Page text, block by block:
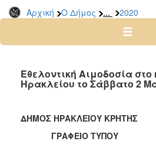
Αρχική Ο Δήμος ... 2020
2026
2024
2022
2020
2019
Εθελοντική Αιμοδοσία στο
Ηρακλείου το Σάββατο 2
ΔΗΜΟΣ ΗΡΑΚΛΕΙΟΥ ΚΡΗΤΗΣ
ΓΡΑΦΕΙΟ ΤΥΠΟΥ